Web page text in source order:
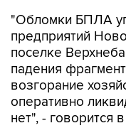
"Обломки БПЛА
предприятий
поселке
падения
возгорание
оперативно
нет", - говорится